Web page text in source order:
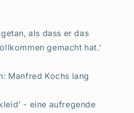
als dass er das
gemacht hat.'
Manfred Kochs lang
- eine aufregende